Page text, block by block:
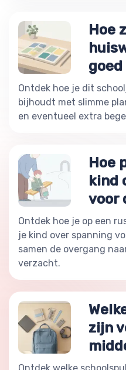
Hoe
Ontdek hoe je dit
bijhoudt met slimme
en eventueel extra
Hoe
kind
voor
Ontdek hoe je op een
je kind over spanning
samen de overgang
verzacht.
zijn
Ontdek welke